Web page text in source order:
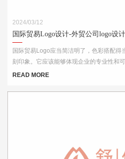
2024/03/12
国际贸易Logo设计-外贸公司logo设
国际贸易Logo应当简洁明了，色彩搭配得
刻印象。它应该能够体现企业的专业性和
都能够被理解和接受。此外，Logo的设计
READ MORE